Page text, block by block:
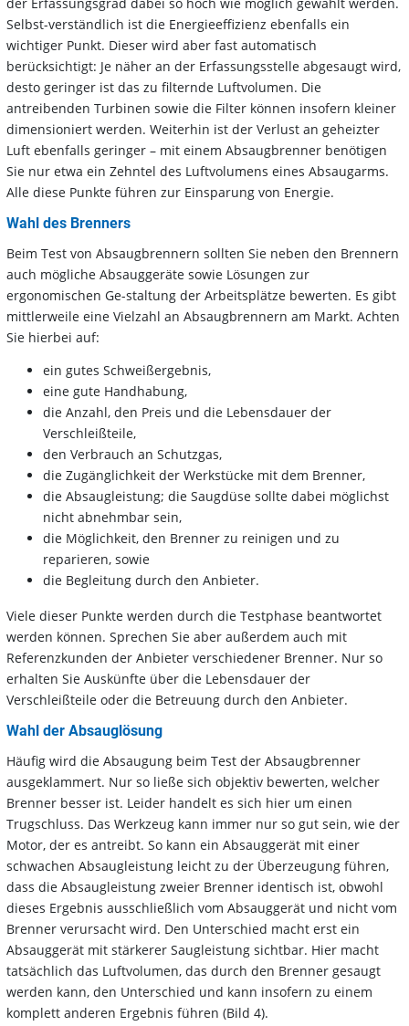
Selbst-verständlich ist die Energieeffizienz ebenfalls ein
wichtiger Punkt. Dieser wird aber fast automatisch
berücksichtigt: Je näher an der Erfassungsstelle abgesaugt wird,
desto geringer ist das zu filternde Luftvolumen. Die
antreibenden Turbinen sowie die Filter können insofern kleiner
dimensioniert werden. Weiterhin ist der Verlust an geheizter
Luft ebenfalls geringer – mit einem Absaugbrenner benötigen
Sie nur etwa ein Zehntel des Luftvolumens eines Absaugarms.
Alle diese Punkte führen zur Einsparung von Energie.
Wahl des Brenners
Beim Test von Absaugbrennern sollten Sie neben den Brennern
auch mögliche Absauggeräte sowie Lösungen zur
ergonomischen Ge-staltung der Arbeitsplätze bewerten. Es gibt
mittlerweile eine Vielzahl an Absaugbrennern am Markt. Achten
Sie hierbei auf:
ein gutes Schweißergebnis,
eine gute Handhabung,
die Anzahl, den Preis und die Lebensdauer der
Verschleißteile,
den Verbrauch an Schutzgas,
die Zugänglichkeit der Werkstücke mit dem Brenner,
die Absaugleistung; die Saugdüse sollte dabei möglichst
nicht abnehmbar sein,
die Möglichkeit, den Brenner zu reinigen und zu
reparieren, sowie
die Begleitung durch den Anbieter.
Viele dieser Punkte werden durch die Testphase beantwortet
werden können. Sprechen Sie aber außerdem auch mit
Referenzkunden der Anbieter verschiedener Brenner. Nur so
erhalten Sie Auskünfte über die Lebensdauer der
Verschleißteile oder die Betreuung durch den Anbieter.
Wahl der Absauglösung
Häufig wird die Absaugung beim Test der Absaugbrenner
ausgeklammert. Nur so ließe sich objektiv bewerten, welcher
Brenner besser ist. Leider handelt es sich hier um einen
Trugschluss. Das Werkzeug kann immer nur so gut sein, wie der
Motor, der es antreibt. So kann ein Absauggerät mit einer
schwachen Absaugleistung leicht zu der Überzeugung führen,
dass die Absaugleistung zweier Brenner identisch ist, obwohl
dieses Ergebnis ausschließlich vom Absauggerät und nicht vom
Brenner verursacht wird. Den Unterschied macht erst ein
Absauggerät mit stärkerer Saugleistung sichtbar. Hier macht
tatsächlich das Luftvolumen, das durch den Brenner gesaugt
werden kann, den Unterschied und kann insofern zu einem
komplett anderen Ergebnis führen (Bild 4).